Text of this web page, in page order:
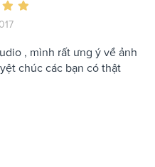
, mình rất ưng ý về ảnh
chúc các bạn có thật